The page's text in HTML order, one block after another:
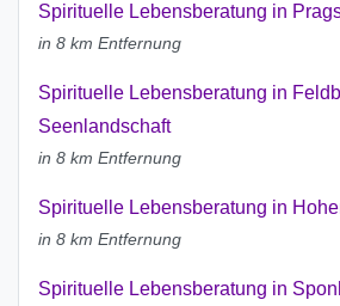
Spirituelle Lebensberatung in
in 8 km Entfernung
Spirituelle Lebensberatung in
Seenlandschaft
in 8 km Entfernung
Spirituelle Lebensberatung in
in 8 km Entfernung
Spirituelle Lebensberatung in